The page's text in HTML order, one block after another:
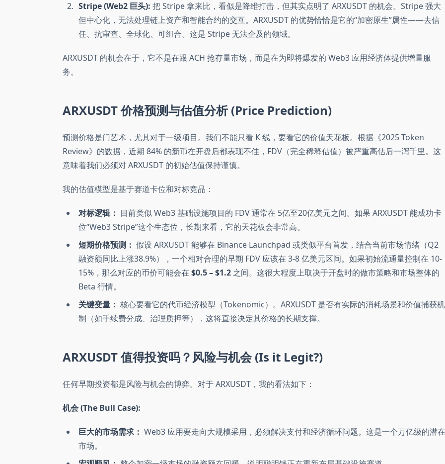
Stripe (Web2 巨头): 把 Stripe 拿来比，看似是降维打击，但其实点明了 ARXUSDT 的机会。Stripe 强大
但中心化，无法处理链上资产和智能合约的交互。ARXUSDT 的优势恰恰是它的“加密原生”属性——去信
任、抗审查、全球化、可组合。这是 Stripe 无法企及的领域。
ARXUSDT 的机会在于，它不是在跟 ACH 抢存量市场，而是在为即将爆发的 Web3 应用经济体提供增量服
务。
ARXUSDT 价格预测与估值分析 (Price Prediction)
预测价格是门艺术，尤其对于一级项目。我们不能只看 K 线，要看它的价值天花板。根据《2025 Token
Review》的数据，近期 84% 的新币在开盘后都表现不佳，FDV（完全稀释估值）被严重高估后一泻千里。这
意味着我们必须对 ARXUSDT 的初始估值保持谨慎。
我的估值模型是基于赛道卡位和对标竞品：
对标逻辑： 目前类似 Web3 基础设施项目的 FDV 通常在 5亿至20亿美元之间。如果 ARXUSDT 能成功卡
位“Web3 Stripe”这个生态位，长期来看，它的天花板会非常高。
短期价格预测： 假设 ARXUSDT 能够在 Binance Launchpad 或类似平台首发，结合当前市场情绪（Q2
融资额同比上涨38.9%），一个相对合理的早期 FDV 应该在 3-8 亿美元区间。如果初始流通量控制在 10-
15%，那么对应的币价可能会在 $0.5 – $1.2 之间。这很大程度上取决于开盘时的做市策略和市场整体的
Beta 行情。
关键变量： 核心要看它的代币经济模型（Tokenomic）。ARXUSDT 是否有实际的消耗场景和价值捕获机
制（如手续费分成、治理质押等），这将直接决定其价格的长期支撑。
ARXUSDT 值得投资吗？风险与机会 (Is it Legit?)
任何早期投资都是风险与机会的博弈。对于 ARXUSDT，我的看法如下：
机会 (The Bull Case):
巨大的市场需求： Web3 应用要走向大规模采用，必须解决支付和经济循环问题。这是一个万亿级的潜在
市场。